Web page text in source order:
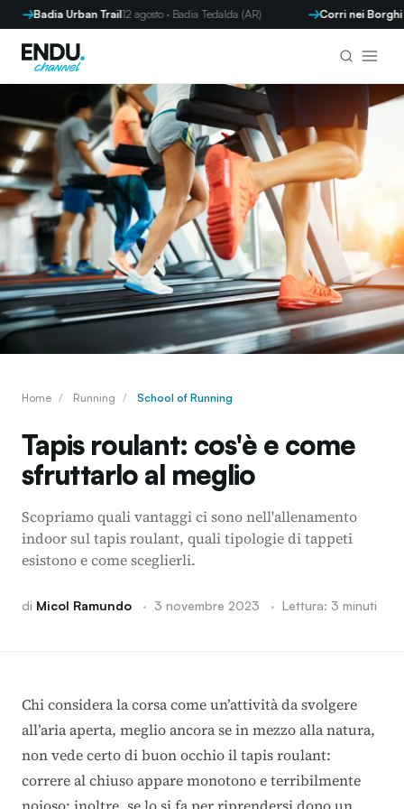
Urban Trail12 agosto · Badia Tedalda (AR) Corri nei Borghi - Parre
Home / Running / School of Running
Tapis roulant: cos'è e come
sfruttarlo al meglio
Scopriamo quali vantaggi ci sono nell'allenamento
indoor sul tapis roulant, quali tipologie di tappeti
esistono e come sceglierli.
di Micol Ramundo · 3 novembre 2023 · Lettura: 3 minuti
Chi considera la corsa come un’attività da svolgere
all’aria aperta, meglio ancora se in mezzo alla natura,
non vede certo di buon occhio il tapis roulant:
correre al chiuso appare monotono e terribilmente